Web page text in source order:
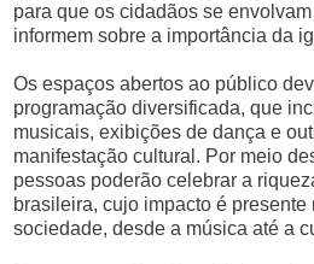
para que os cidadãos se
informem sobre a importância da
Os espaços abertos ao público
programação diversificada, que
musicais, exibições de dança e
manifestação cultural. Por meio
pessoas poderão celebrar a
brasileira, cujo impacto é
sociedade, desde a música até a